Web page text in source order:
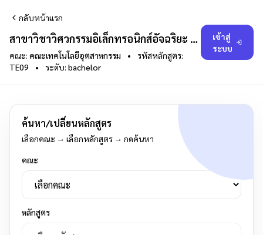
กลับหน้าแรก
สาขาวิชาวิศวกรรมอิเล็กทรอนิกส์อัจฉริยะ 2561
คณะ: คณะเทคโนโลยีอุตสาหกรรม •
รหัสหลักสูตร:
TE09
• ระดับ: bachelor
เข้าสู่
ระบบ
ค้นหา/เปลี่ยนหลักสูตร
เลือกคณะ → เลือกหลักสูตร → กดค้นหา
คณะ
หลักสูตร